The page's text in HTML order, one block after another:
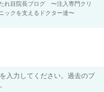
れ目院長ブログ 〜注入専門クリ
ックを支えるドクター達〜
入力してください。過去のブ